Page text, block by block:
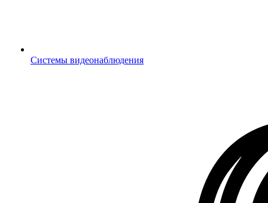
Системы видеонаблюдения